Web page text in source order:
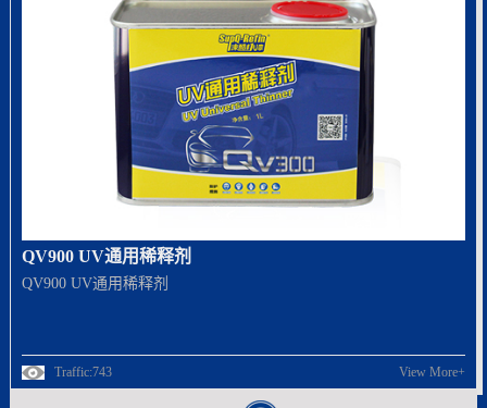
QV900 UV通用稀释剂
QV900 UV通用稀释剂
View More+
Traffic:743